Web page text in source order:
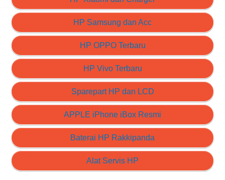
HP Samsung dan Acc
HP OPPO Terbaru
HP Vivo Terbaru
Sparepart HP dan LCD
APPLE iPhone iBox Resmi
Baterai HP Rakkipanda
Alat Servis HP